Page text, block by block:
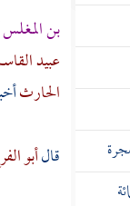
بن المغلس
عبيد
الحارث
قالأبو